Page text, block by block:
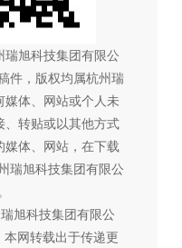
旭科技集团有限公
件，版权均属杭州瑞
体、网站或个人未
转贴或以其他方式
体、网站，在下载
瑞旭科技集团有限公
旭科技集团有限公
网转载出于传递更